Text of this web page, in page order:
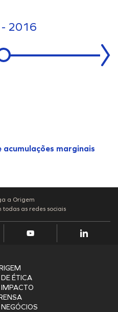
2016
marginais
a Origem
todas as redes sociais
ÉTICA